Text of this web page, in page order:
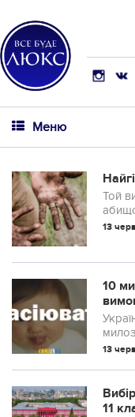
Меню
Той
13
10
мови!
13
11